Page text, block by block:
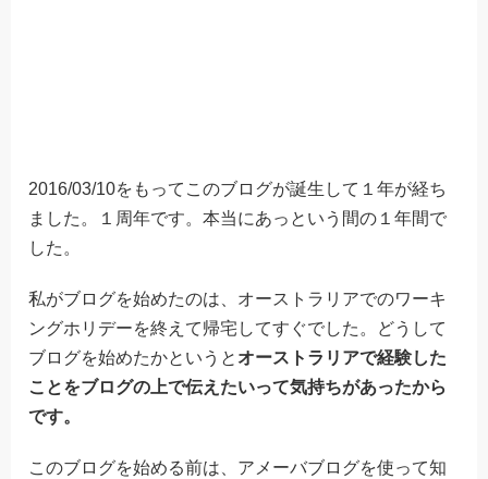
2016/03/10をもってこのブログが誕生して１年が経ち
ました。１周年です。本当にあっという間の１年間で
した。
私がブログを始めたのは、オーストラリアでのワーキ
ングホリデーを終えて帰宅してすぐでした。どうして
ブログを始めたかというと オーストラリアで経験した
ことをブログの上で伝えたいって気持ちがあったから
です。
このブログを始める前は、アメーバブログを使って知